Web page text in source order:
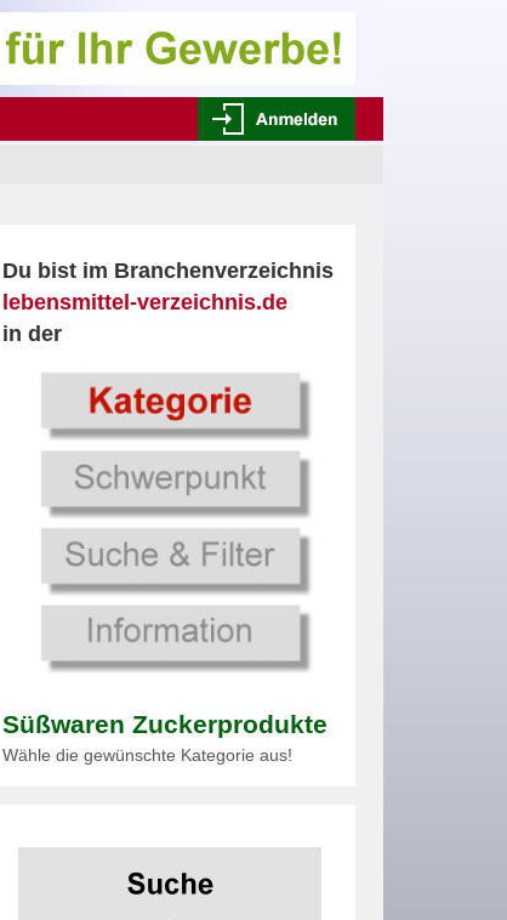
Du bist im Branchenverzeichnis
lebensmittel-verzeichnis.de
in der
Süßwaren Zuckerprodukte
Wähle die gewünschte Kategorie aus!